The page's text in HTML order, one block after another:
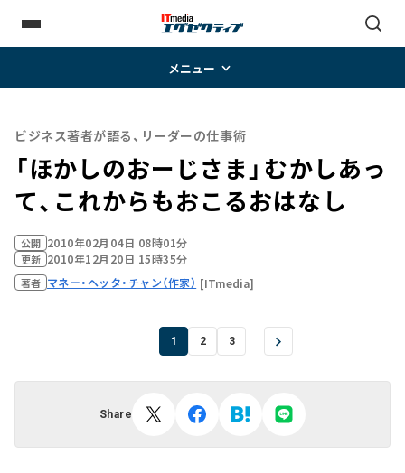
メニュー
ビジネス著者が語る、リーダーの仕事術
「ほかしのおーじさま」――むかしあっ
て、これからもおこるおはなし
公開 2010年02月04日 08時01分
更新 2010年12月20日 15時35分
著者 マネー・ヘッタ・チャン（作家） [ITmedia]
1 2 3
Share